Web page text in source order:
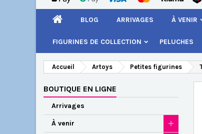
BLOG ARRIVAGES À VENIR
FIGURINES DE COLLECTION PELUCHES
Accueil Artoys Petites figurines
BOUTIQUE EN LIGNE
Arrivages
À venir